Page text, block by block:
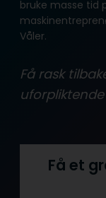
bruke masse tid
Våler.
Få rask
Få et